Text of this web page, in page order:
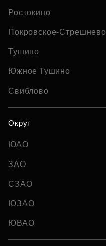
Ростокино
Покровское-Стрешнево
Тушино
Южное Тушино
Свиблово
Округ
ЮАО
ЗАО
СЗАО
ЮЗАО
ЮВАО